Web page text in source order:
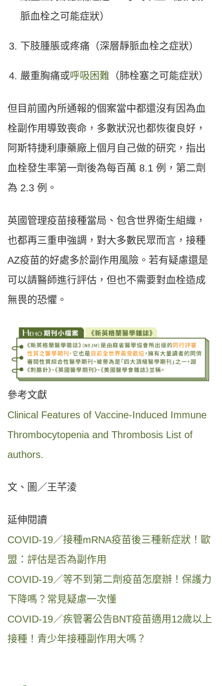
脈血栓之可能症狀）
下肢腫脹或疼痛（深層靜脈血栓之症狀）
嚴重胸痛或呼吸困難 （肺栓塞之可能症狀）
但目前國內所通報的個案當中都還沒有因為血
栓副作用導致喪命，多數狀況也都恢復良好，
阿斯特捷利康藥廠上個月自己做的研究，指出
血栓發生率第一劑後為每百萬 8.1 例，第二劑
為 2.3 例。
英國管理疫苗接種當局、包含世界衛生組織，
也都再三重申強調，對大多數民眾而言，接種
AZ疫苗的好處多於副作用風險。若有疑慮還是
可以請醫師進行評估，但也不需要對血栓造成
無畏的恐懼。
參考文獻
Clinical Features of Vaccine-Induced Immune
Thrombocytopenia and Thrombosis List of
authors.
文、圖／王芊淩
延伸閱讀
COVID-19／接種mRNA疫苗後三種新症狀！歐
盟：評估是否為副作用
COVID-19／等不到第二劑疫苗怎麼辦！保護力
下降嗎？常見疑慮一次懂
COVID-19／疾管署公告BNT疫苗適用12歲以上
接種！青少年接種副作用大嗎？